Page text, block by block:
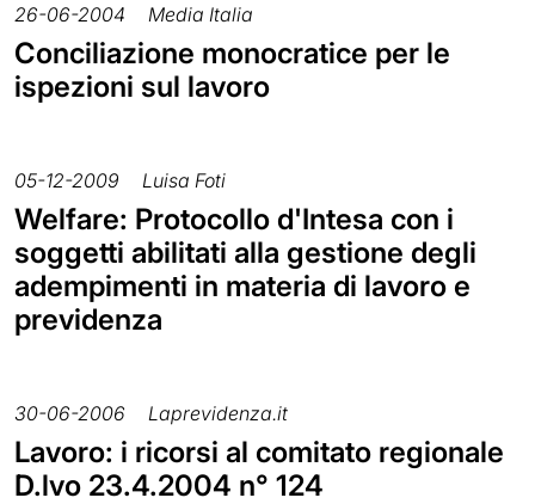
26-06-2004 Media Italia
Conciliazione monocratice per le
ispezioni sul lavoro
05-12-2009 Luisa Foti
Welfare: Protocollo d'Intesa con i
soggetti abilitati alla gestione degli
adempimenti in materia di lavoro e
previdenza
30-06-2006 Laprevidenza.it
Lavoro: i ricorsi al comitato regionale
D.lvo 23.4.2004 n° 124